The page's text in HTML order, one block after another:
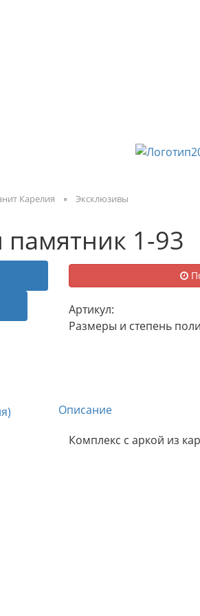
Карелия Эксклюзивы
1-93
Артикул:
Размеры и степень
Описание
Комплекс с аркой из